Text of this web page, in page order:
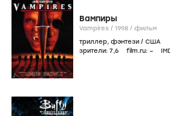
Вампиры
Vampires / 1998 / фильм
триллер, фэнтези / США
зрители: 7,6 film.ru: –